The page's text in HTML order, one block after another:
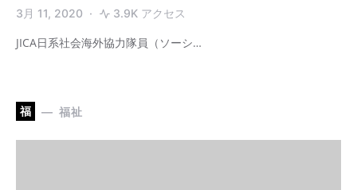
3月 11, 2020 3.9K アクセス
JICA日系社会海外協力隊員（ソーシ…
福 福祉